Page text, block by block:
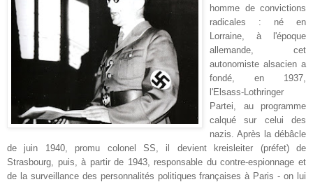
homme de convictions
radicales : né en
Lorraine, à l'époque
allemande, cet
autonomiste alsacien a
fondé, en 1937,
l'Elsass-Lothringer
Partei, au programme
calqué sur celui des
nazis. Après la débâcle
de juin 1940, promu colonel SS, il devient kreisleiter (préfet) de
Strasbourg, puis, à partir de 1943, responsable du contre-espionnage et
de la surveillance des personnalités politiques françaises à Paris - on lui